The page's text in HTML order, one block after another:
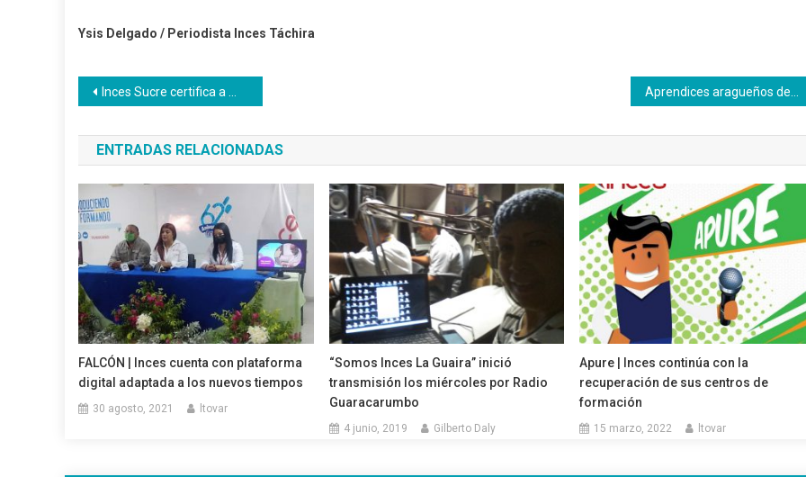
Ysis Delgado / Periodista Inces Táchira
Navegación
de
entradas
Inces Sucre certifica a más de 394 personas en mayo Aprendices aragueños del oficio “Vendedor” finalizaron en Macuto su formación teórica
ENTRADAS RELACIONADAS
FALCÓN | Inces cuenta con plataforma
digital adaptada a los nuevos tiempos
30 agosto, 2021 ltovar
“Somos Inces La Guaira” inició
transmisión los miércoles por Radio
Guaracarumbo
4 junio, 2019 Gilberto Daly
Apure | Inces continúa con la
recuperación de sus centros de
formación
15 marzo, 2022 ltovar